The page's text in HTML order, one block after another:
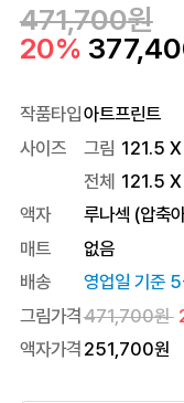
471,700원
20%
작품타입아트프린트
사이즈
그림 121.5
전체 121.5 X
액자
루나섹 (압축
매트
없음
배송
영업일 기준
그림가격471,700원
액자가격 251,700원